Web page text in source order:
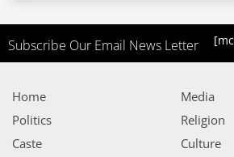
Subscribe Our Email News Letter
Home
Politics
Caste
Media
Religion
Culture